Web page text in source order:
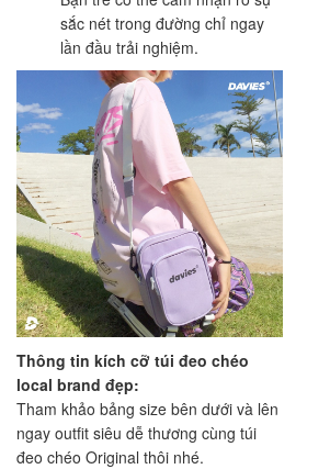
sắc nét trong đường chỉ ngay
lần đầu trải nghiệm.
Thông tin kích cỡ túi đeo chéo
local brand đẹp:
Tham khảo bảng size bên dưới và lên
ngay outfit siêu dễ thương cùng túi
đeo chéo Original thôi nhé.